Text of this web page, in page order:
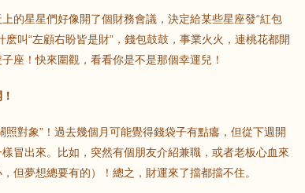
的星星們好像開了個財務會議，決定給某些星座發“紅包
叫“左顧右盼皆是財”，錢包鼓鼓，事業火火，連桃花都開
座！快來圍觀，看看你是不是那個幸運兒！
對象”！過去幾個月可能覺得錢袋子有點癟，但從下週開
冒出來。比如，突然有個朋友介紹兼職，或者老板心血來
但夢想總要有的）！總之，財運來了擋都擋不住。